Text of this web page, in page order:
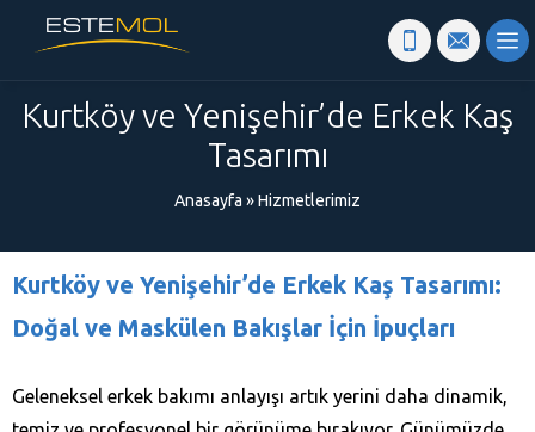
Kurtköy ve Yenişehir’de Erkek Kaş
Tasarımı
Anasayfa »Hizmetlerimiz
Kurtköy ve Yenişehir’de Erkek Kaş Tasarımı:
Doğal ve Maskülen Bakışlar İçin İpuçları
Geleneksel erkek bakımı anlayışı artık yerini daha dinamik,